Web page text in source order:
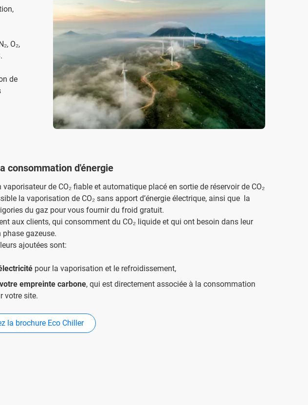
O₂,
de
consommation d'énergie
de CO₂ fiable et automatique placé en sortie de réservoir de CO₂
la vaporisation de CO₂ sans apport d’énergie électrique, ainsi que la
du gaz pour vous fournir du froid gratuit.
aux clients, qui consomment du CO₂ liquide et qui ont besoin dans leur
phase gazeuse.
ajoutées sont:
pour la vaporisation et le refroidissement,
empreinte carbone, qui est directement associée à la consommation
votre site.
la brochure Eco Chiller